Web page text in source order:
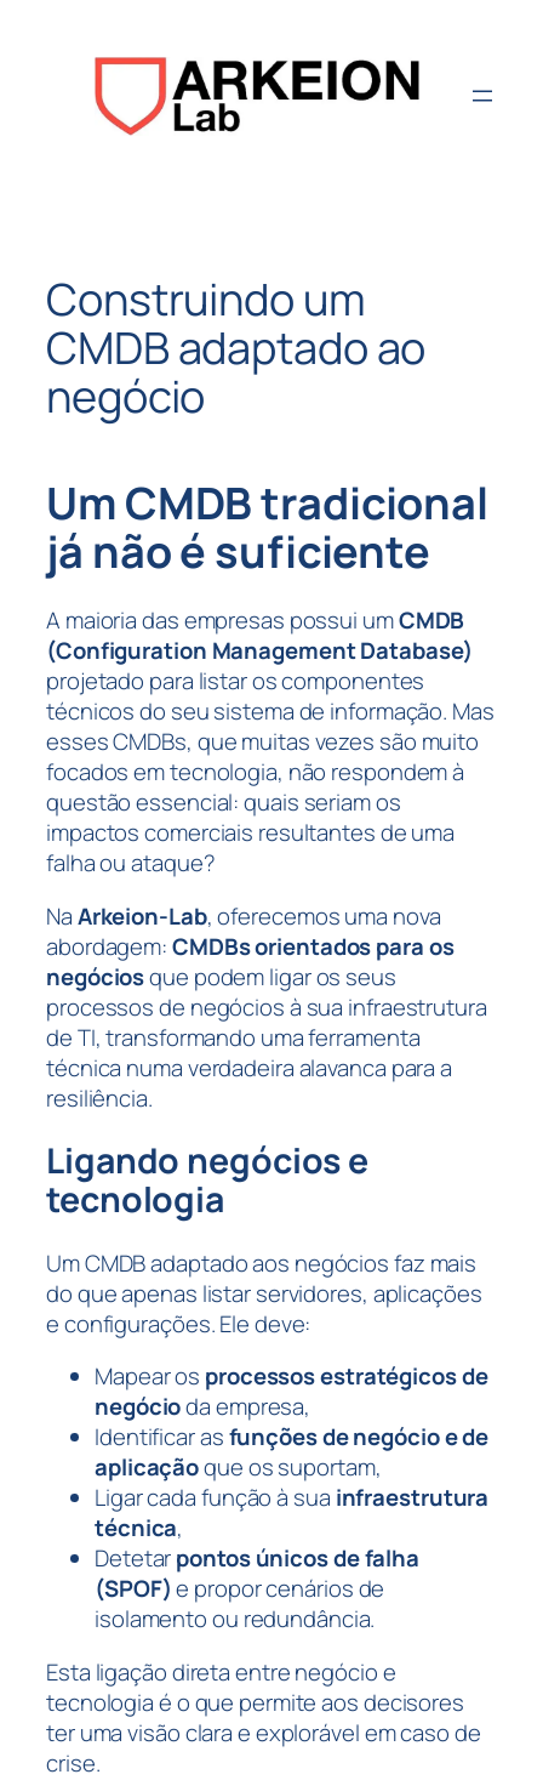
Construindo um
CMDB adaptado ao
negócio
Um CMDB tradicional
já não é suficiente
A maioria das empresas possui umCMDB
(Configuration Management Database)
projetado para listar os componentes
técnicos do seu sistema de informação. Mas
esses CMDBs, que muitas vezes são muito
focados em tecnologia, não respondem à
questão essencial:quais seriam os
impactos comerciais resultantes de uma
falha ou ataque?
NaArkeion-Lab, oferecemos uma nova
abordagem:CMDBs orientados para os
negóciosque podem ligar os seus
processos de negócios à sua infraestrutura
de TI, transformando uma ferramenta
técnica numa verdadeira alavanca para a
resiliência.
Ligando negócios e
tecnologia
Um CMDB adaptado aos negócios faz mais
do que apenas listar servidores, aplicações
e configurações. Ele deve:
Mapear os processos estratégicos de
negócioda empresa,
Identificar asfunções de negócio e de
aplicaçãoque os suportam,
Ligar cada função à sua infraestrutura
técnica,
Detetarpontos únicos de falha
(SPOF)e propor cenários de
isolamento ou redundância.
Esta ligação direta entre negócio e
tecnologia é o que permite aos decisores
ter uma visão clara e explorável em caso de
crise.